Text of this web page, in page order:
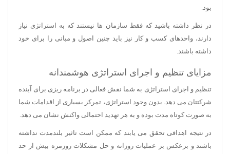
بود.
در نظر داشته باشید که فقط سازمان ها نیستند که به استراتژی نیاز
دارند، واحدهای کسب و کار نیز باید چنین اصول و مبانی را برای خود
داشته باشند.
مزایای تنظیم و اجرای استراتژی هوشمندانه
تنظیم و اجرای استراتژی به شما نقش فعالی در برنامه ریزی برای آینده
شرکتتان می دهد. بدون وجود استراتژی، تمرکز بسیاری از اقدامات شما
به صورت کوتاه مدت بوده و به هر تهدید احتمالی واکنش نشان می دهد.
در نتیجه اهدافی تحقق می یابند که ممکن است تاثیر بلندمدت نداشته
باشند و برعکس بر عملیات روزانه و حل مشکلات روزمره بیش از حد